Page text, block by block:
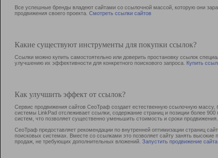
Все успешные бренды владеют сайтами со ссылочной массой, которую они
продвижения своего проекта. Смотреть ссылки сайтов
Какие существуют инструменты для покупки ссылок?
Ссылки можно купить самостоятельно или доверить простановку ссылок
улучшению их эффективности для конкретного поискового запроса. Купить
Как улучшить эффект от ссылок?
Сервис продвижения сайтов СеоТраф создает естественную ссылочную
системы LinkPad отслеживает ссылки, содержание страниц и позиции более
систем, что позволяет существенно уменьшить стоимость и сроки продвижения.
СеоТраф предоставляет рекомендации по внутренней оптимизации страниц
поисковых системах. Вместе со ссылками это позволяет сайту занять
продаж, не требующих дополнительных вложений. Запустить продвижение сайта